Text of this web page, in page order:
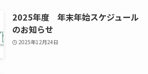
2025年度 年末年始スケジュール
のお知らせ
2025年12月24日